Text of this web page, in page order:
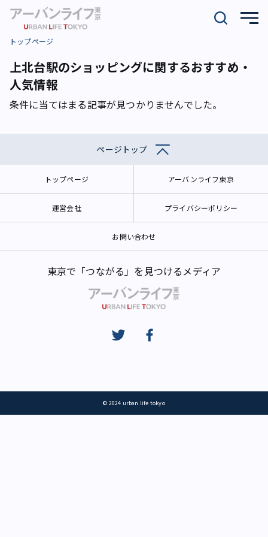
トップページ
上北台駅のショッピングに関するおすすめ・
人気情報
条件に当てはまる記事が見つかりませんでした。
ページトップ
トップページ アーバンライフ東京
運営会社 プライバシーポリシー
お問い合わせ
東京で「つながる」を見つけるメディア
© 2024 urban life tokyo